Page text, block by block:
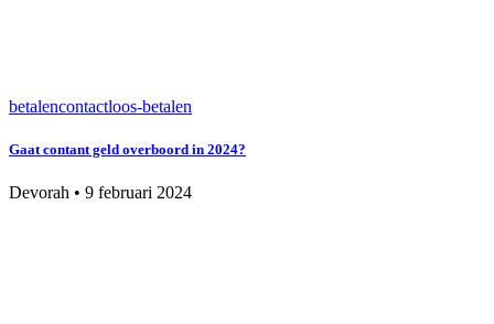
betalencontactloos-betalen
Gaat contant geld overboord in 2024?
Devorah • 9 februari 2024